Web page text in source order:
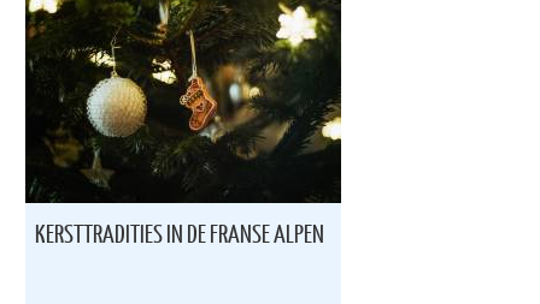
KERSTTRADITIES IN DE FRANSE ALPEN